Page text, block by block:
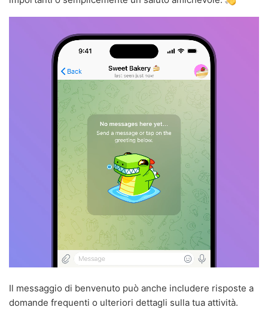
Il messaggio di benvenuto può anche includere risposte a
domande frequenti o ulteriori dettagli sulla tua attività.